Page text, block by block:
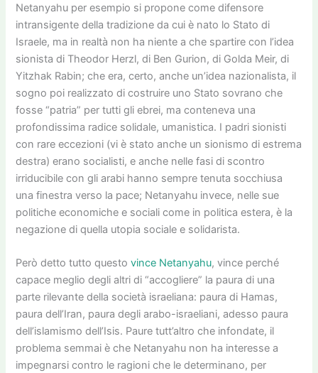
Netanyahu per esempio si propone come difensore
intransigente della tradizione da cui è nato lo Stato di
Israele, ma in realtà non ha niente a che spartire con l’idea
sionista di Theodor Herzl, di Ben Gurion, di Golda Meir, di
Yitzhak Rabin; che era, certo, anche un’idea nazionalista, il
sogno poi realizzato di costruire uno Stato sovrano che
fosse “patria” per tutti gli ebrei, ma conteneva una
profondissima radice solidale, umanistica. I padri sionisti
con rare eccezioni (vi è stato anche un sionismo di estrema
destra) erano socialisti, e anche nelle fasi di scontro
irriducibile con gli arabi hanno sempre tenuta socchiusa
una finestra verso la pace; Netanyahu invece, nelle sue
politiche economiche e sociali come in politica estera, è la
negazione di quella utopia sociale e solidarista.
Però detto tutto questovince Netanyahu, vince perché
capace meglio degli altri di “accogliere” la paura di una
parte rilevante della società israeliana: paura di Hamas,
paura dell’Iran, paura degli arabo-israeliani, adesso paura
dell’islamismo dell’Isis. Paure tutt’altro che infondate, il
problema semmai è che Netanyahu non ha interesse a
impegnarsi contro le ragioni che le determinano, per